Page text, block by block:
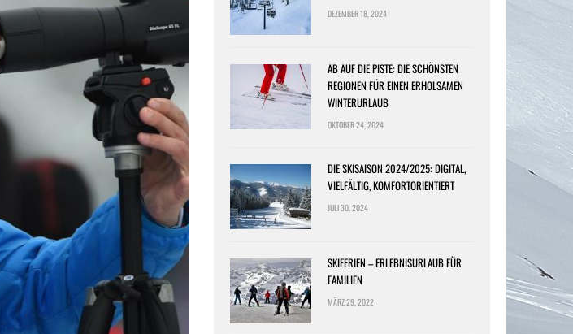
DEZEMBER 18, 2024
AB AUF DIE PISTE: DIE SCHÖNSTEN
REGIONEN FÜR EINEN ERHOLSAMEN
WINTERURLAUB
OKTOBER 24, 2024
DIE SKISAISON 2024/2025: DIGITAL,
VIELFÄLTIG, KOMFORTORIENTIERT
JULI 30, 2024
SKIFERIEN – ERLEBNISURLAUB FÜR
FAMILIEN
MÄRZ 29, 2022